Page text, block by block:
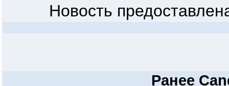
Новость
Ранее